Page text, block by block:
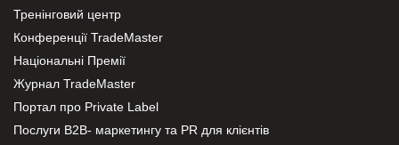
Тренінговий центр
Конференції TradeMaster
Національні Премії
Журнал TradeMaster
Портал про Private Label
Послуги В2В- маркетингу та PR для клієнтів